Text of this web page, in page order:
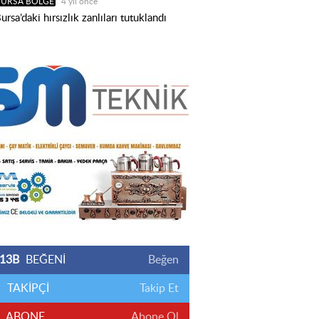
hırsızlık zanlıları tutuklandı
13B BEĞENİ Beğen
TAKİPÇİ Takip Et